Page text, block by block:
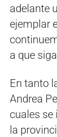
adelante
ejemplar
a que
En tanto
Andrea
cuales se
la